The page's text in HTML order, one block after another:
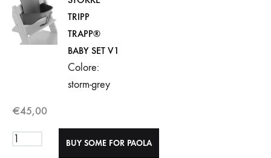
TRIPP
TRAPP®
BABY SET V1
Colore:
storm-grey
€45,00